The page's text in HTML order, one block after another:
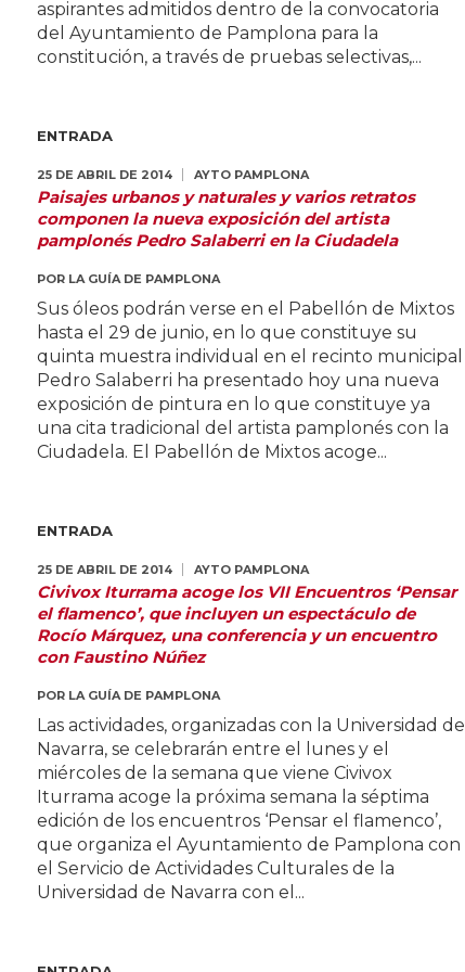
aspirantes admitidos dentro de la convocatoria
del Ayuntamiento de Pamplona para la
constitución, a través de pruebas selectivas,...
ENTRADA
25 DE ABRIL DE 2014 AYTO PAMPLONA
Paisajes urbanos y naturales y varios retratos
componen la nueva exposición del artista
pamplonés Pedro Salaberri en la Ciudadela
POR LA GUÍA DE PAMPLONA
Sus óleos podrán verse en el Pabellón de Mixtos
hasta el 29 de junio, en lo que constituye su
quinta muestra individual en el recinto municipal
Pedro Salaberri ha presentado hoy una nueva
exposición de pintura en lo que constituye ya
una cita tradicional del artista pamplonés con la
Ciudadela. El Pabellón de Mixtos acoge...
ENTRADA
25 DE ABRIL DE 2014 AYTO PAMPLONA
Civivox Iturrama acoge los VII Encuentros ‘Pensar
el flamenco’, que incluyen un espectáculo de
Rocío Márquez, una conferencia y un encuentro
con Faustino Núñez
POR LA GUÍA DE PAMPLONA
Las actividades, organizadas con la Universidad de
Navarra, se celebrarán entre el lunes y el
miércoles de la semana que viene Civivox
Iturrama acoge la próxima semana la séptima
edición de los encuentros ‘Pensar el flamenco’,
que organiza el Ayuntamiento de Pamplona con
el Servicio de Actividades Culturales de la
Universidad de Navarra con el...